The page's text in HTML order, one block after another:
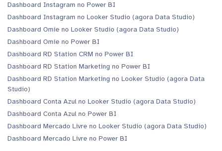
Dashboard Instagram no Power BI
Dashboard Instagram no Looker Studio (agora Data Studio)
Dashboard Omie no Looker Studio (agora Data Studio)
Dashboard Omie no Power BI
Dashboard RD Station CRM no Power BI
Dashboard RD Station Marketing no Power BI
Dashboard RD Station Marketing no Looker Studio (agora Data
Studio)
Dashboard Conta Azul no Looker Studio (agora Data Studio)
Dashboard Conta Azul no Power BI
Dashboard Mercado Livre no Looker Studio (agora Data Studio)
Dashboard Mercado Livre no Power BI